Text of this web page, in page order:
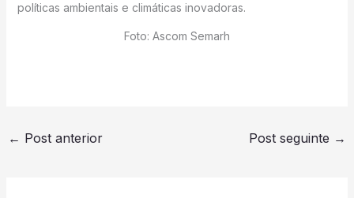
políticas ambientais e climáticas inovadoras.
Foto: Ascom Semarh
← Post anterior Post seguinte →